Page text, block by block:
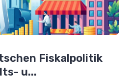
Fiskalpolitik
u...